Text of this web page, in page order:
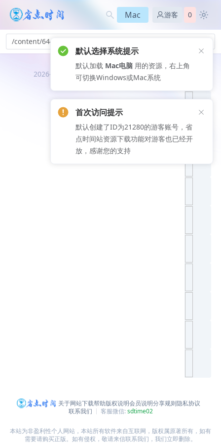
Mac 游客 0
/content/644
2026-08-09
推荐文
关于网站下载帮助版权说明会员说明分享规则隐私协议
联系我们
客服微信:sdtime02
本站为非盈利性个人网站，本站所有软件来自互联网，版权属原著所有，如有
需要请购买正版。如有侵权，敬请来信联系我们，我们立即删除。
默认选择系统提示
默认加载 Mac电脑 用的资源，右上角
可切换Windows或Mac系统
首次访问提示
默认创建了ID为21280的游客账号，省
点时间站资源下载功能对游客也已经开
放，感谢您的支持